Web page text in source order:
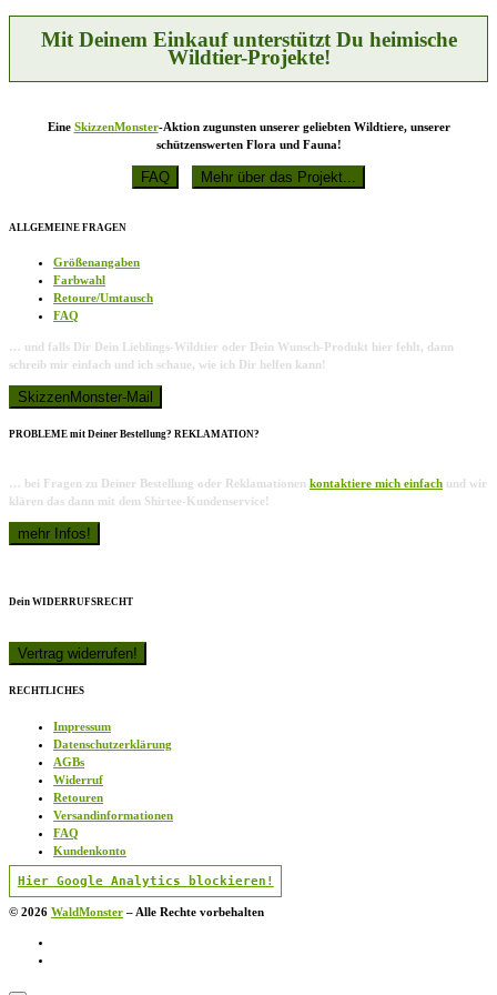
Mit Deinem Einkauf unterstützt Du heimische
Wildtier-Projekte!
Eine SkizzenMonster-Aktion zugunsten unserer geliebten Wildtiere, unserer
schützenswerten Flora und Fauna!
ALLGEMEINE FRAGEN
Größenangaben
Farbwahl
Retoure/Umtausch
FAQ
… und falls Dir Dein Lieblings-Wildtier oder Dein Wunsch-Produkt hier fehlt, dann
schreib mir einfach und ich schaue, wie ich Dir helfen kann!
PROBLEME mit Deiner Bestellung? REKLAMATION?
… bei Fragen zu Deiner Bestellung oder Reklamationen kontaktiere mich einfach und wir
klären das dann mit dem Shirtee-Kundenservice!
Dein WIDERRUFSRECHT
RECHTLICHES
Impressum
Datenschutzerklärung
AGBs
Widerruf
Retouren
Versandinformationen
FAQ
Kundenkonto
Hier Google Analytics blockieren!
© 2026 WaldMonster – Alle Rechte vorbehalten